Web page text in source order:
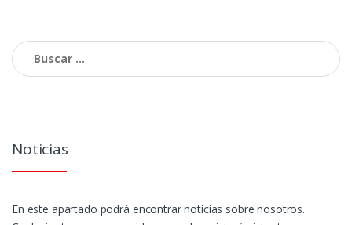
Buscar:
Noticias
En este apartado podrá encontrar noticias sobre nosotros.